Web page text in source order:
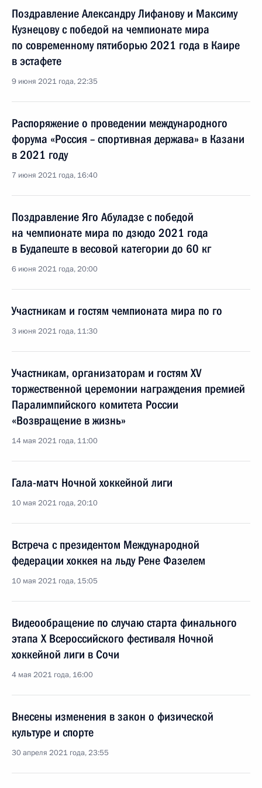
Поздравление Александру Лифанову и Максиму
Кузнецову с победой на чемпионате мира
по современному пятиборью 2021 года в Каире
в эстафете
9 июня 2021 года, 22:35
Распоряжение о проведении международного
форума «Россия – спортивная держава» в Казани
в 2021 году
7 июня 2021 года, 16:40
Поздравление Яго Абуладзе с победой
на чемпионате мира по дзюдо 2021 года
в Будапеште в весовой категории до 60 кг
6 июня 2021 года, 20:00
Участникам и гостям чемпионата мира по го
3 июня 2021 года, 11:30
Участникам, организаторам и гостям XV
торжественной церемонии награждения премией
Паралимпийского комитета России
«Возвращение в жизнь»
14 мая 2021 года, 11:00
Гала-матч Ночной хоккейной лиги
10 мая 2021 года, 20:10
Встреча с президентом Международной
федерации хоккея на льду Рене Фазелем
10 мая 2021 года, 15:05
Видеообращение по случаю старта финального
этапа Х Всероссийского фестиваля Ночной
хоккейной лиги в Сочи
4 мая 2021 года, 16:00
Внесены изменения в закон о физической
культуре и спорте
30 апреля 2021 года, 23:55